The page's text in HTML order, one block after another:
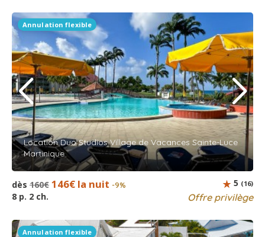
Annulation flexible
Location Duo Studios Village de Vacances Sainte-Luce
Martinique
dès 160€ 146€ la nuit -9%
8 p. 2 ch. Offre privilège
5 (16)
Annulation flexible